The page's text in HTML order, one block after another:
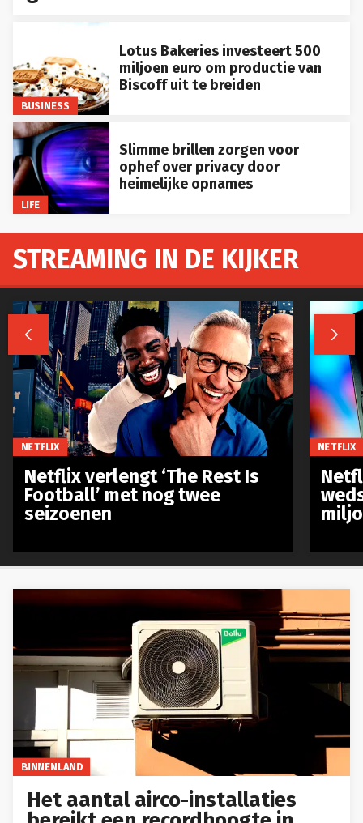
BUSINESS
Lotus Bakeries investeert 500
miljoen euro om productie van
Biscoff uit te breiden
LIFE
Slimme brillen zorgen voor
ophef over privacy door
heimelijke opnames
BINNENLAND
Het aantal airco-installaties
STREAMING IN DE KIJKER
 
NETFLIX
Netflix verlengt ‘The Rest Is
Football’ met nog twee
seizoenen
NETFLIX